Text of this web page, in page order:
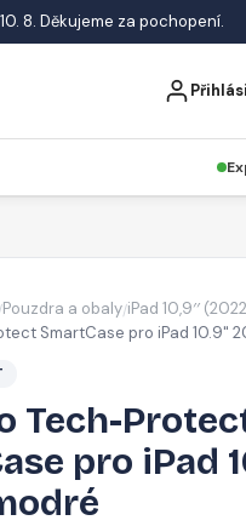
8. Děkujeme za pochopení.
Pouzdra a obaly/iPad 10,9′′
SmartCase pro iPad 10.9"
Tech-
pro iPad